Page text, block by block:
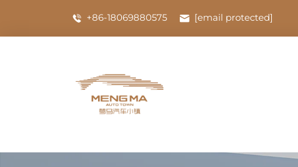
+86-18069880575 [email protected]